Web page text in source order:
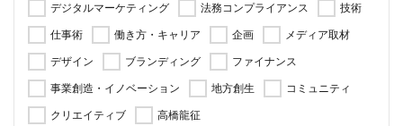
デジタルマーケティング
法務コンプライアンス
技術
仕事術
働き方・キャリア 企画
メディア取材
デザイン
ブランディング
ファイナンス
事業創造・イノベーション
地方創生
コミュニティ
クリエイティブ
高橋龍征